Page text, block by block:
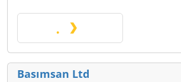
Basımsan Ltd